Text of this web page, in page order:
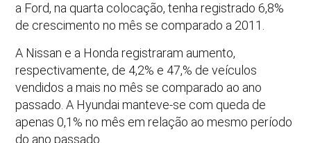
a Ford, na quarta colocação, tenha registrado 6,8%
de crescimento no mês se comparado a 2011.
A Nissan e a Honda registraram aumento,
respectivamente, de 4,2% e 47,% de veículos
vendidos a mais no mês se comparado ao ano
passado. A Hyundai manteve-se com queda de
apenas 0,1% no mês em relação ao mesmo período
do ano passado.